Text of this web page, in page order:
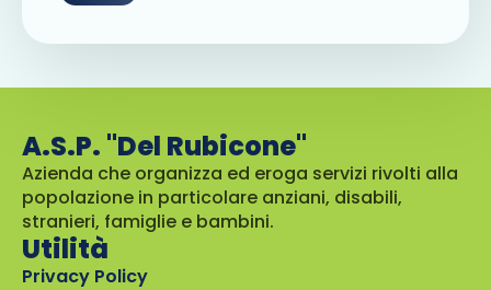
A.S.P. "Del Rubicone"
Azienda che organizza ed eroga servizi rivolti alla
popolazione in particolare anziani, disabili,
stranieri, famiglie e bambini.
Utilità
Privacy Policy